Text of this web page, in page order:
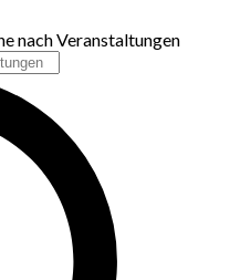
nach Veranstaltungen